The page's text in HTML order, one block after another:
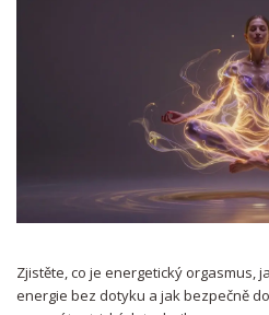
Zjistěte, co je energetický orgasmus,
energie bez dotyku a jak bezpečně